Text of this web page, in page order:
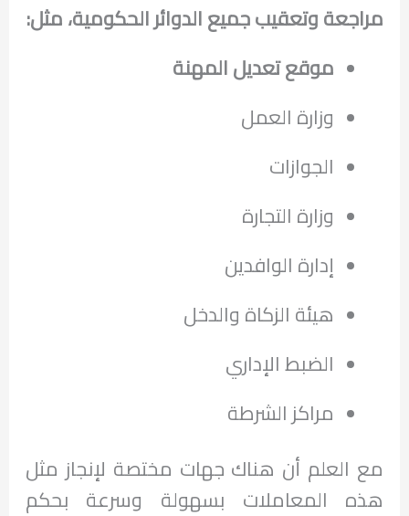
مراجعة وتعقيب جميع الدوائر الحكومية، مثل:
موقع تعديل المهنة
وزارة العمل
الجوازات
وزارة التجارة
إدارة الوافدين
هيئة الزكاة والدخل
الضبط الإداري
مراكز الشرطة
مع العلم أن هناك جهات مختصة لإنجاز مثل
هذه المعاملات بسهولة وسرعة بحكم